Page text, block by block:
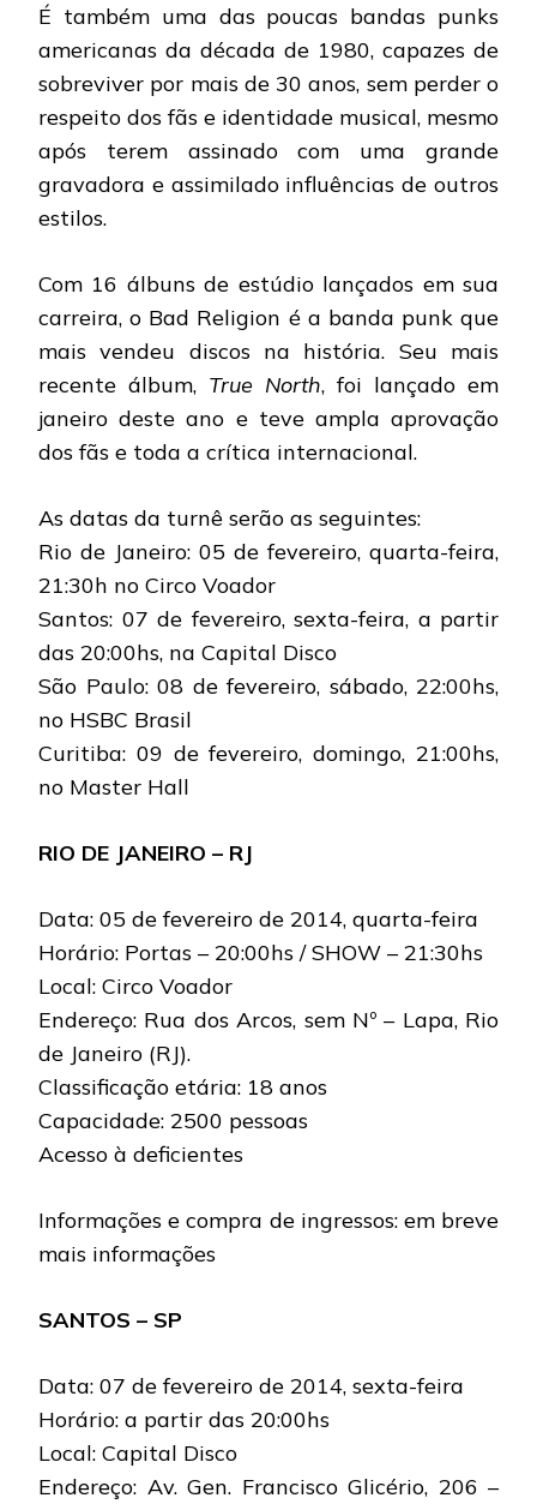
É também uma das poucas bandas punks
americanas da década de 1980, capazes de
sobreviver por mais de 30 anos, sem perder o
respeito dos fãs e identidade musical, mesmo
após terem assinado com uma grande
gravadora e assimilado influências de outros
estilos.
Com 16 álbuns de estúdio lançados em sua
carreira, o Bad Religion é a banda punk que
mais vendeu discos na história. Seu mais
recente álbum, True North, foi lançado em
janeiro deste ano e teve ampla aprovação
dos fãs e toda a crítica internacional.
As datas da turnê serão as seguintes:
Rio de Janeiro: 05 de fevereiro, quarta-feira,
21:30h no Circo Voador
Santos: 07 de fevereiro, sexta-feira, a partir
das 20:00hs, na Capital Disco
São Paulo: 08 de fevereiro, sábado, 22:00hs,
no HSBC Brasil
Curitiba: 09 de fevereiro, domingo, 21:00hs,
no Master Hall
RIO DE JANEIRO – RJ
Data: 05 de fevereiro de 2014, quarta-feira
Horário: Portas – 20:00hs / SHOW – 21:30hs
Local: Circo Voador
Endereço: Rua dos Arcos, sem Nº – Lapa, Rio
de Janeiro (RJ).
Classificação etária: 18 anos
Capacidade: 2500 pessoas
Acesso à deficientes
Informações e compra de ingressos: em breve
mais informações
SANTOS – SP
Data: 07 de fevereiro de 2014, sexta-feira
Horário: a partir das 20:00hs
Local: Capital Disco
Endereço: Av. Gen. Francisco Glicério, 206 –